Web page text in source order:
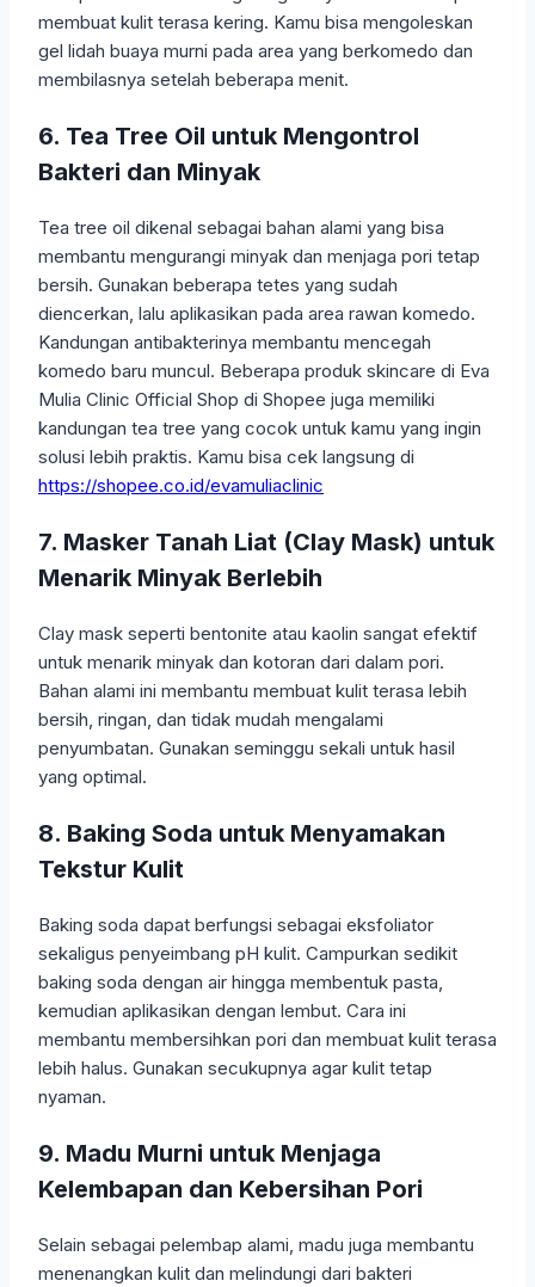
membuat kulit terasa kering. Kamu bisa mengoleskan
gel lidah buaya murni pada area yang berkomedo dan
membilasnya setelah beberapa menit.
6. Tea Tree Oil untuk Mengontrol
Bakteri dan Minyak
Tea tree oil dikenal sebagai bahan alami yang bisa
membantu mengurangi minyak dan menjaga pori tetap
bersih. Gunakan beberapa tetes yang sudah
diencerkan, lalu aplikasikan pada area rawan komedo.
Kandungan antibakterinya membantu mencegah
komedo baru muncul. Beberapa produk skincare di Eva
Mulia Clinic Official Shop di Shopee juga memiliki
kandungan tea tree yang cocok untuk kamu yang ingin
solusi lebih praktis. Kamu bisa cek langsung di
https://shopee.co.id/evamuliaclinic
7. Masker Tanah Liat (Clay Mask) untuk
Menarik Minyak Berlebih
Clay mask seperti bentonite atau kaolin sangat efektif
untuk menarik minyak dan kotoran dari dalam pori.
Bahan alami ini membantu membuat kulit terasa lebih
bersih, ringan, dan tidak mudah mengalami
penyumbatan. Gunakan seminggu sekali untuk hasil
yang optimal.
8. Baking Soda untuk Menyamakan
Tekstur Kulit
Baking soda dapat berfungsi sebagai eksfoliator
sekaligus penyeimbang pH kulit. Campurkan sedikit
baking soda dengan air hingga membentuk pasta,
kemudian aplikasikan dengan lembut. Cara ini
membantu membersihkan pori dan membuat kulit terasa
lebih halus. Gunakan secukupnya agar kulit tetap
nyaman.
9. Madu Murni untuk Menjaga
Kelembapan dan Kebersihan Pori
Selain sebagai pelembap alami, madu juga membantu
menenangkan kulit dan melindungi dari bakteri